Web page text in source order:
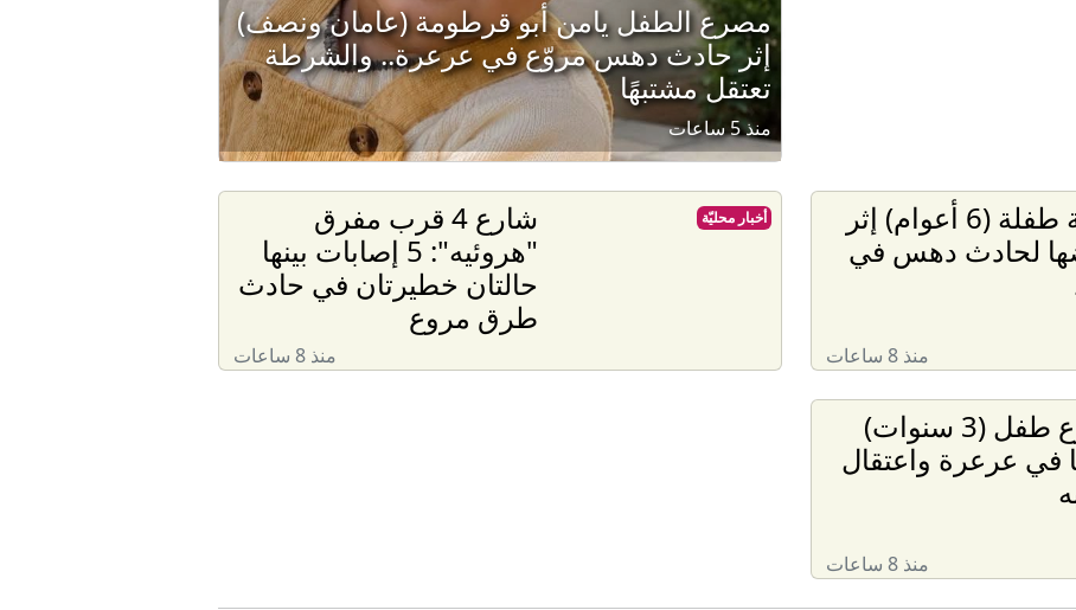
مصرع الطفل يامن أبو قرطومة (عامان ونصف)
إثر حادث دهس مروّع في عرعرة.. والشرطة
تعتقل مشتبهًا
منذ 5 ساعات
إصابة طفلة (6 أعوام) إثر
لحادث دهس في
منذ 8 ساعات
شارع 4 قرب مفرق
"هروئيه": 5 إصابات بينها
حالتان خطيرتان في حادث
طرق مروع
منذ 8 ساعات
أخبار محليّة
مصرع طفل (3 سنوات)
في عرعرة واعتقال
منذ 8 ساعات